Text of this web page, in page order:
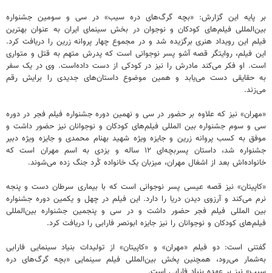
بر پایه این گزارش: «بچه گرگ‌های دره سیب» در سی و سومین جشنواره
بین‌المللی فیلم‌های کودکان و نوجوان در بخش سینمای ایران به عنوان بهترین
فیلم این رویداد هنری برگزیده شد و در مجموع چهار پروانه زرین را دریافت کرد.
این فیلم، روایتگر قصه آشو پسر نوجوانی است که پدرش متهم به قتل و متواری
است. او فکر می‌کند مادرش را نیز در کودکی از دست داده‌است. وی در یک سفر
به حقایقی دست می‌یابد و همین موضوع داستان‌های جدیدی را برایش رقم
می‌زند.
«مهران» نیز که علاوه بر حضور در سی و نهمین دوره جشنواره فیلم فجر در دوره
سی و سوم جشنواره بین المللی فیلم‌های کودکان و نوجوانان نیز حضور داشت و
موفق به کسب پروانه زرین و جایزه ویژه شهید بهنام محمدی و جایزه ویژه دبیر
جشنواره شد، داستان پسربچه‌ای ۱۲ ساله و یزدی به اسم مهران است که
خانواده‌اش بعد از اشغال مهران، میزبان یک خانواده کُرد جنگ زده می‌شوند.
«کاپیتان» نیز قصه عیسی پسر نوجوانی است که با بیماری سرطان دست و پنجه
نرم می‌کند و آرزوی دیدن دریا را دارد. این فیلم در چهل و یکمین دوره جشنواره
بین المللی فیلم فجر حضور داشت و در سی و پنجمین جشنواره بین‌المللی
فیلم‌های کودکان و نوجوانان را نیز جایزه ابونصر فارابی را دریافت کرد.
گفتنی است: دو فیلم «مهران» و «کاپیتان» از تولیدات بنیاد سینمایی فارابی
به‌شمار می‌رود، همچنین پخش بین‌المللی فیلم سینمایی «بچه گرگ‌های دره